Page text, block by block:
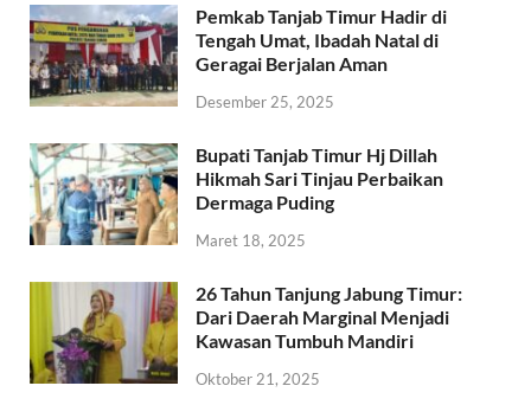
Pemkab Tanjab Timur Hadir di
Tengah Umat, Ibadah Natal di
Geragai Berjalan Aman
Desember 25, 2025
Bupati Tanjab Timur Hj Dillah
Hikmah Sari Tinjau Perbaikan
Dermaga Puding
Maret 18, 2025
26 Tahun Tanjung Jabung Timur:
Dari Daerah Marginal Menjadi
Kawasan Tumbuh Mandiri
Oktober 21, 2025